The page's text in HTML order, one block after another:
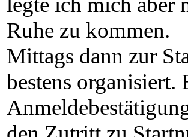
Ruhe zu kommen.
Mittags dann zur
bestens